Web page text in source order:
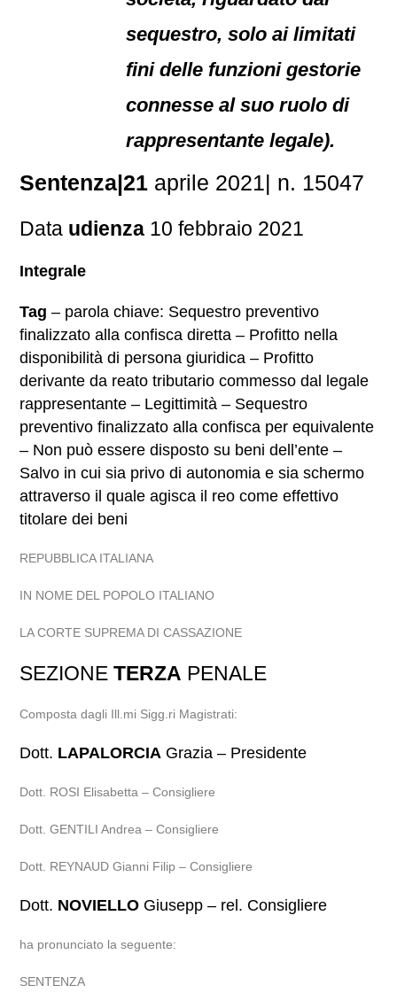
sequestro, solo ai limitati
fini delle funzioni gestorie
connesse al suo ruolo di
rappresentante legale).
Sentenza|21 aprile 2021| n. 15047
Data udienza 10 febbraio 2021
Integrale
Tag – parola chiave: Sequestro preventivo
finalizzato alla confisca diretta – Profitto nella
disponibilità di persona giuridica – Profitto
derivante da reato tributario commesso dal legale
rappresentante – Legittimità – Sequestro
preventivo finalizzato alla confisca per equivalente
– Non può essere disposto su beni dell’ente –
Salvo in cui sia privo di autonomia e sia schermo
attraverso il quale agisca il reo come effettivo
titolare dei beni
REPUBBLICA ITALIANA
IN NOME DEL POPOLO ITALIANO
LA CORTE SUPREMA DI CASSAZIONE
SEZIONETERZA PENALE
Composta dagli Ill.mi Sigg.ri Magistrati:
Dott. LAPALORCIA Grazia – Presidente
Dott. ROSI Elisabetta – Consigliere
Dott. GENTILI Andrea – Consigliere
Dott. REYNAUD Gianni Filip – Consigliere
Dott. NOVIELLO Giusepp – rel. Consigliere
ha pronunciato la seguente:
SENTENZA